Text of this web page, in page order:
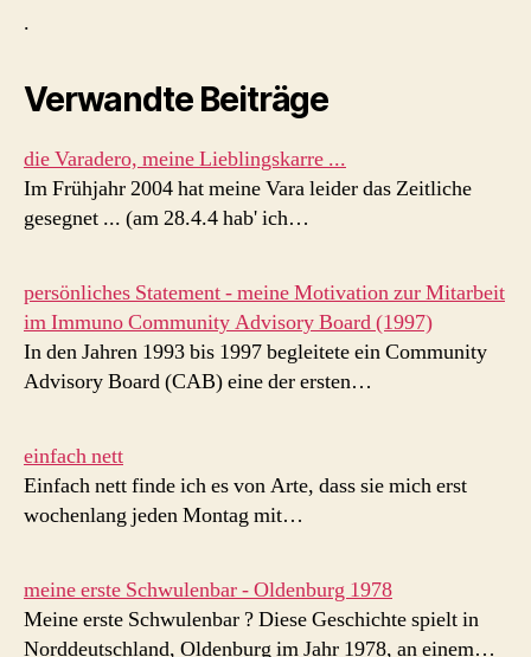
.
Verwandte Beiträge
die Varadero, meine Lieblingskarre ...
Im Frühjahr 2004 hat meine Vara leider das Zeitliche
gesegnet ... (am 28.4.4 hab' ich…
persönliches Statement - meine Motivation zur Mitarbeit
im Immuno Community Advisory Board (1997)
In den Jahren 1993 bis 1997 begleitete ein Community
Advisory Board (CAB) eine der ersten…
einfach nett
Einfach nett finde ich es von Arte, dass sie mich erst
wochenlang jeden Montag mit…
meine erste Schwulenbar - Oldenburg 1978
Meine erste Schwulenbar ? Diese Geschichte spielt in
Norddeutschland, Oldenburg im Jahr 1978, an einem…